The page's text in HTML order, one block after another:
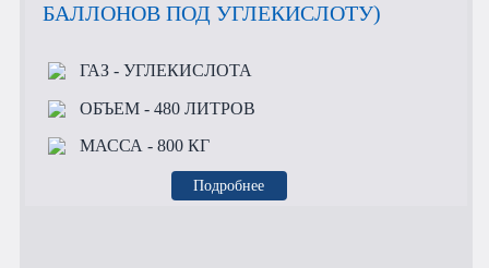
БАЛЛОНОВ ПОД УГЛЕКИСЛОТУ)
ГАЗ- УГЛЕКИСЛОТА
ОБЪЕМ- 480 ЛИТРОВ
МАССА - 800 КГ
Подробнее